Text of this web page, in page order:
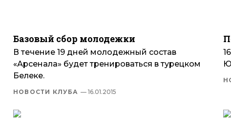
Базовый сбор молодежки
В течение 19 дней молодежный состав
«Арсенала» будет тренироваться в турецком
Белеке.
НОВОСТИ КЛУБА — 16.01.2015